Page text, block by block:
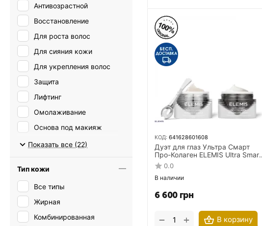
КОД: 641628601608
Дуэт для глаз Ультра Смарт
Про-Колаген ELEMIS Ultra Smart
Pro-Collagen Eye Treatment Duo 2
x 10 мл
0.0
В наличии
6 600 грн
В корзину
+
−
Антивозрастной
Восстановление
Для роста волос
Для сияния кожи
Для укрепления волос
Защита
Лифтинг
Омолаживание
Основа под макияж
От отечности
Очищение
Показать все (22)
Тип кожи
Все типы
Жирная
Комбинированная